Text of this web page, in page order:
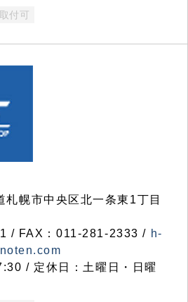
付可
幌市中央区北一条東1丁目
/ FAX：011-281-2333 / h-
/ 定休日：土曜日・日曜